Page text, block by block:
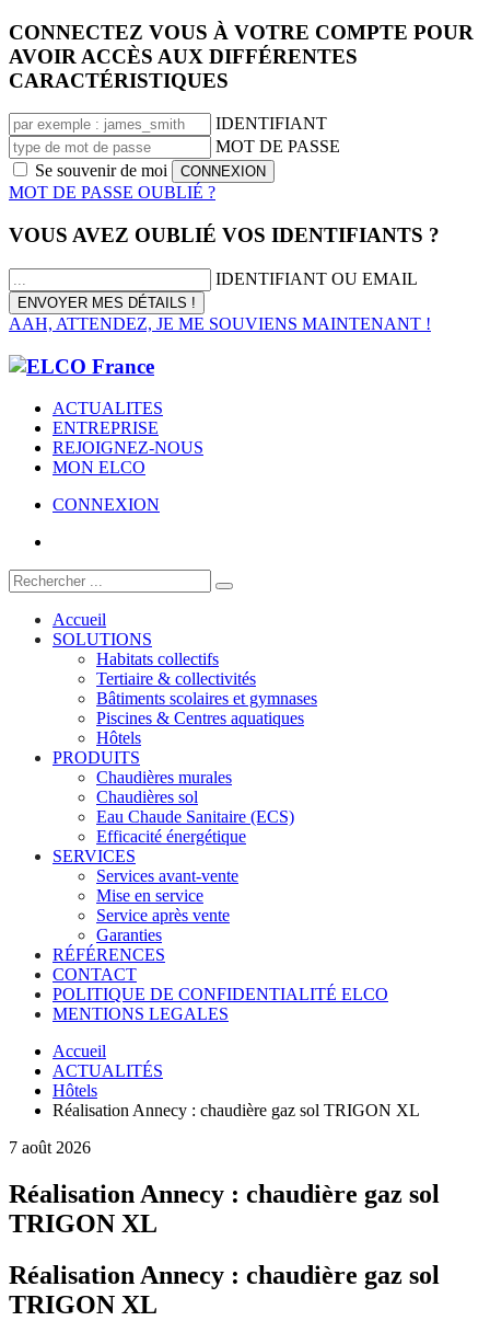
CONNECTEZ VOUS À VOTRE COMPTE POUR
AVOIR ACCÈS AUX DIFFÉRENTES
CARACTÉRISTIQUES
IDENTIFIANT
MOT DE PASSE
Se souvenir de moi
MOT DE PASSE OUBLIÉ ?
VOUS AVEZ OUBLIÉ VOS IDENTIFIANTS ?
IDENTIFIANT OU EMAIL
AAH, ATTENDEZ, JE ME SOUVIENS MAINTENANT !
ACTUALITES
ENTREPRISE
REJOIGNEZ-NOUS
MON ELCO
CONNEXION
Accueil
SOLUTIONS
Habitats collectifs
Tertiaire & collectivités
Bâtiments scolaires et gymnases
Piscines & Centres aquatiques
Hôtels
PRODUITS
Chaudières murales
Chaudières sol
Eau Chaude Sanitaire (ECS)
Efficacité énergétique
SERVICES
Services avant-vente
Mise en service
Service après vente
Garanties
RÉFÉRENCES
CONTACT
POLITIQUE DE CONFIDENTIALITÉ ELCO
MENTIONS LEGALES
Accueil
ACTUALITÉS
Hôtels
Réalisation Annecy : chaudière gaz sol TRIGON XL
7 août 2026
Réalisation Annecy : chaudière gaz sol
TRIGON XL
Réalisation Annecy : chaudière gaz sol
TRIGON XL